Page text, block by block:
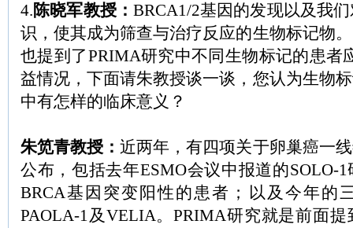
4.陈晓军教授： BRCA1/2基因的发现以及我
识，使其成为筛查与治疗反应的生物标记物
也提到了PRIMA研究中不同生物标记的患者
益情况，下面请朱教授谈一谈，您认为生物
中有怎样的临床意义？
朱笕青教授：近两年，有四项关于卵巢癌一
公布，包括去年ESMO会议中报道的SOLO-
BRCA基因突变阳性的患者；以及今年的
PAOLA-1及VELIA。PRIMA研究就是前面